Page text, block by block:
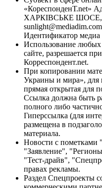
«КореспонденТ.net»
ХАРКІВСЬКЕ ШОСЕ,
Идентификатор медиа
Использование
сайте, разрешается
Корреспондент.net.
При копировании
Украины и мира», для
прямая открытая для
Ссылка должна быть
полного либо
Гиперссылка (для
размещена в
материала.
Новости с
"Заявление",
"Тест-драйв",
правах рекламы.
Раздел Спецпроекты